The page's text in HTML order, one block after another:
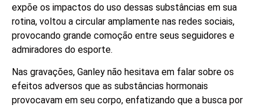
expõe os impactos do uso dessas substâncias em sua
rotina, voltou a circular amplamente nas redes sociais,
provocando grande comoção entre seus seguidores e
admiradores do esporte.
Nas gravações, Ganley não hesitava em falar sobre os
efeitos adversos que as substâncias hormonais
provocavam em seu corpo, enfatizando que a busca por